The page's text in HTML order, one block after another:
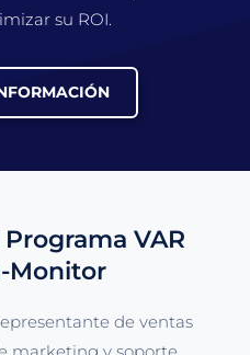
su ROI.
VAR
Monitor
de ventas